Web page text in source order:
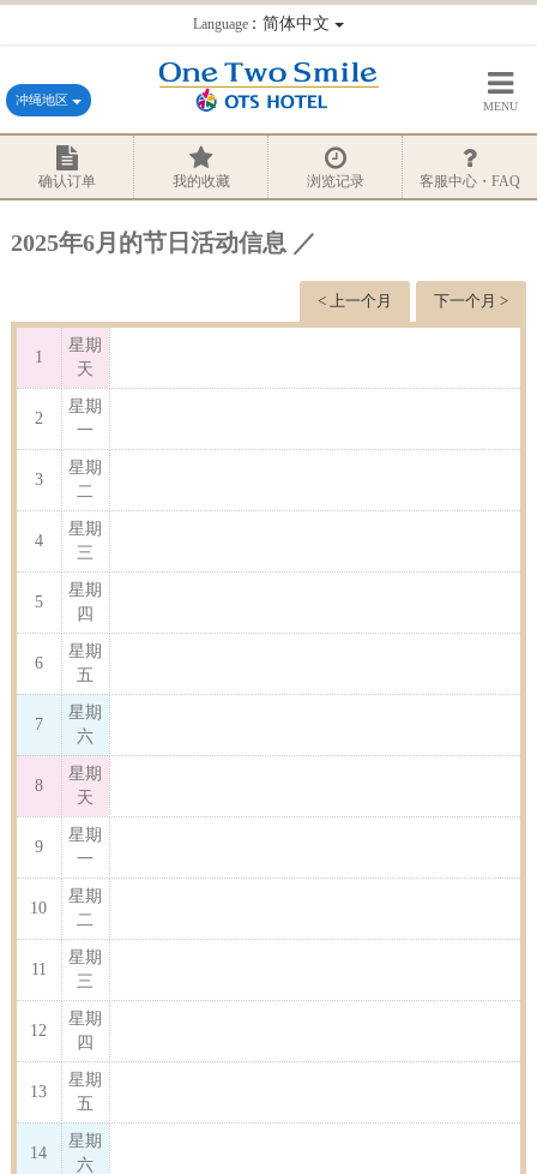
Language：简体中文
冲绳地区 MENU
确认订单 我的收藏 浏览记录 客服中心・FAQ
2025年6月的节日活动信息 ／
下一个月 >
< 上一个月
1
星期
天
2
星期
一
3
星期
二
4
星期
三
5
星期
四
6
星期
五
7
星期
六
8
星期
天
9
星期
一
10
星期
二
11
星期
三
12
星期
四
13
星期
五
14
星期
六